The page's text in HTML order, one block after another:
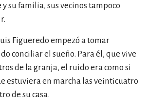
su familia, sus vecinos tampoco
Figueredo empezó a tomar
conciliar el sueño. Para él, que vive
de la granja, el ruido era como si
estuviera en marcha las veinticuatro
de su casa.